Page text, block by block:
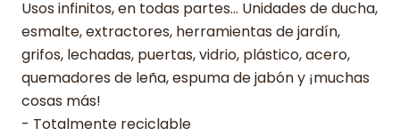
Usos infinitos, en todas partes... Unidades de ducha,
esmalte, extractores, herramientas de jardín,
grifos, lechadas, puertas, vidrio, plástico, acero,
quemadores de leña, espuma de jabón y ¡muchas
cosas más!
- Totalmente reciclable